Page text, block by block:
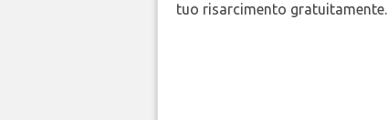
tuo risarcimento gratuitamente.